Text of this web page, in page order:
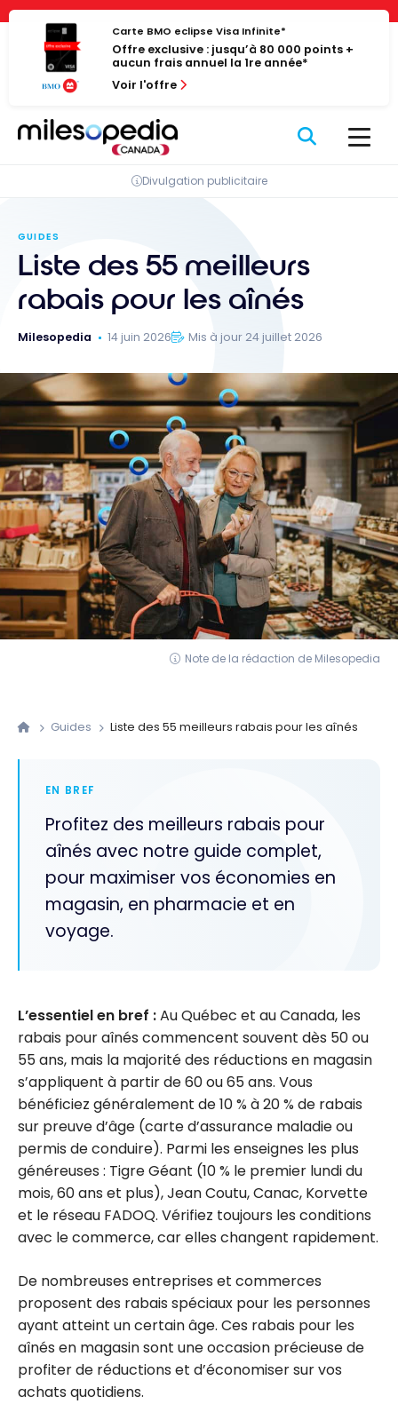
Panneau de gestion des cookies
Passer
contenu
Carte BMO eclipse Visa Infinite*
Offre exclusive : jusqu’à 80 000 points +
aucun frais annuel la 1re année*
Voir l'offre
Divulgation publicitaire
GUIDES
Liste des 55 meilleurs
rabais pour les aînés
Milesopedia 14 juin 2026 Mis à jour 24 juillet 2026
Note de la rédaction de Milesopedia
Guides Liste des 55 meilleurs rabais pour les aînés
EN BREF
Profitez des meilleurs rabais pour
aînés avec notre guide complet,
pour maximiser vos économies en
magasin, en pharmacie et en
voyage.
L’essentiel en bref :Au Québec et au Canada, les
rabais pour aînés commencent souvent dès 50 ou
55 ans, mais la majorité des réductions en magasin
s’appliquent à partir de 60 ou 65 ans. Vous
bénéficiez généralement de 10 % à 20 % de rabais
sur preuve d’âge (carte d’assurance maladie ou
permis de conduire). Parmi les enseignes les plus
généreuses : Tigre Géant (10 % le premier lundi du
mois, 60 ans et plus), Jean Coutu, Canac, Korvette
et le réseau FADOQ. Vérifiez toujours les conditions
avec le commerce, car elles changent rapidement.
De nombreuses entreprises et commerces
proposent des rabais spéciaux pour les personnes
ayant atteint un certain âge. Ces rabais pour les
aînés en magasin sont une occasion précieuse de
profiter de réductions et d’économiser sur vos
achats quotidiens.